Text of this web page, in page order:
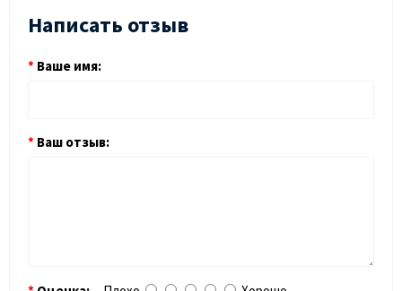
Написать отзыв
Ваше имя:
Ваш отзыв: